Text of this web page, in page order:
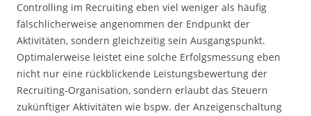
Controlling im Recruiting eben viel weniger als häufig
fälschlicherweise angenommen der Endpunkt der
Aktivitäten, sondern gleichzeitig sein Ausgangspunkt.
Optimalerweise leistet eine solche Erfolgsmessung eben
nicht nur eine rückblickende Leistungsbewertung der
Recruiting-Organisation, sondern erlaubt das Steuern
zukünftiger Aktivitäten wie bspw. der Anzeigenschaltung